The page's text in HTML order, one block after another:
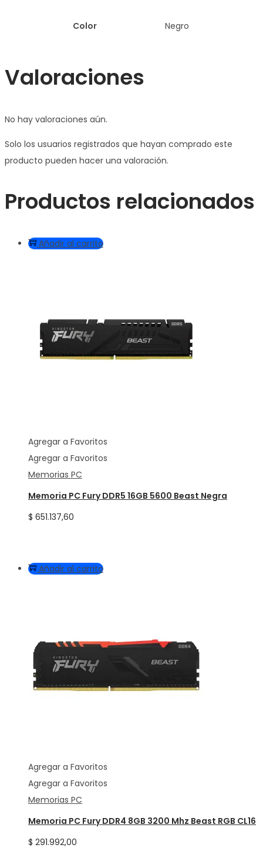
Color Negro
Valoraciones
No hay valoraciones aún.
Solo los usuarios registrados que hayan comprado este
producto pueden hacer una valoración.
Productos relacionados
Añadir al carrito
Agregar a Favoritos
Agregar a Favoritos
Memorias PC
Memoria PC Fury DDR5 16GB 5600 Beast Negra
$ 651.137,60
Añadir al carrito
Agregar a Favoritos
Agregar a Favoritos
Memorias PC
Memoria PC Fury DDR4 8GB 3200 Mhz Beast RGB CL16
$ 291.992,00